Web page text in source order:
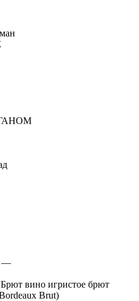
—
вино игристое брют
Brut)